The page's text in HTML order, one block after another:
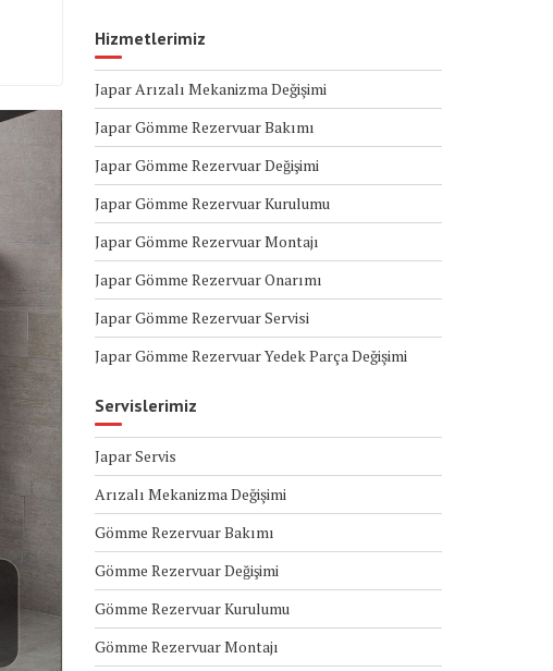
Hizmetlerimiz
Japar Arızalı Mekanizma Değişimi
Japar Gömme Rezervuar Bakımı
Japar Gömme Rezervuar Değişimi
Japar Gömme Rezervuar Kurulumu
Japar Gömme Rezervuar Montajı
Japar Gömme Rezervuar Onarımı
Japar Gömme Rezervuar Servisi
Japar Gömme Rezervuar Yedek Parça Değişimi
Servislerimiz
Japar Servis
Arızalı Mekanizma Değişimi
Gömme Rezervuar Bakımı
Gömme Rezervuar Değişimi
Gömme Rezervuar Kurulumu
Gömme Rezervuar Montajı